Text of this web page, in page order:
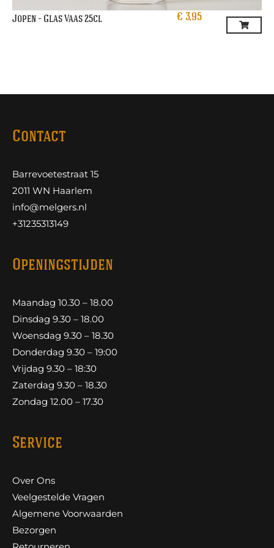
Jopen – Glas Vaas 25cl € 3,95
Contact
Barrevoetestraat 15
2011 WN Haarlem
info@melgers.nl
+31235313149
Openingstijden
Maandag 10.30 – 18.00
Dinsdag 9.30 – 18.00
Woensdag 9.30 – 18.30
Donderdag 9.30 – 19:00
Vrijdag 9.30 – 18:30
Zaterdag 9.30 – 18.30
Zondag 12.00 – 17.30
Service
Over Ons
Veelgestelde Vragen
Algemene Voorwaarden
Bezorgen